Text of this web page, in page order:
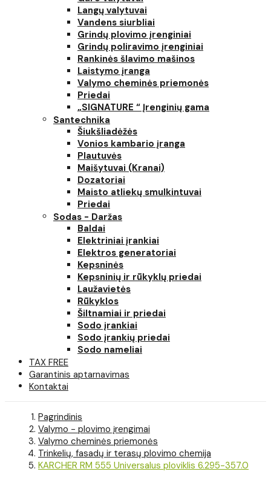
Langų valytuvai
Vandens siurbliai
Grindų plovimo įrenginiai
Grindų poliravimo įrenginiai
Rankinės šlavimo mašinos
Laistymo įranga
Valymo cheminės priemonės
Priedai
„SIGNATURE “ Įrenginių gama
Santechnika
Šiukšliadėžės
Vonios kambario įranga
Plautuvės
Maišytuvai (Kranai)
Dozatoriai
Maisto atliekų smulkintuvai
Priedai
Sodas - Daržas
Baldai
Elektriniai įrankiai
Elektros generatoriai
Kepsninės
Kepsninių ir rūkyklų priedai
Laužavietės
Rūkyklos
Šiltnamiai ir priedai
Sodo įrankiai
Sodo įrankių priedai
Sodo nameliai
TAX FREE
Garantinis aptarnavimas
Kontaktai
Pagrindinis
Valymo - plovimo įrengimai
Valymo cheminės priemonės
Trinkelių, fasadų ir terasų plovimo chemija
KARCHER RM 555 Universalus ploviklis 6.295-357.0